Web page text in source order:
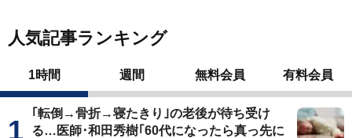
人気記事ランキング
1時間 週間 無料会員 有料会員
｢転倒→骨折→寝たきり｣の老後が待ち受け
る…医師･和田秀樹｢60代になったら真っ先に